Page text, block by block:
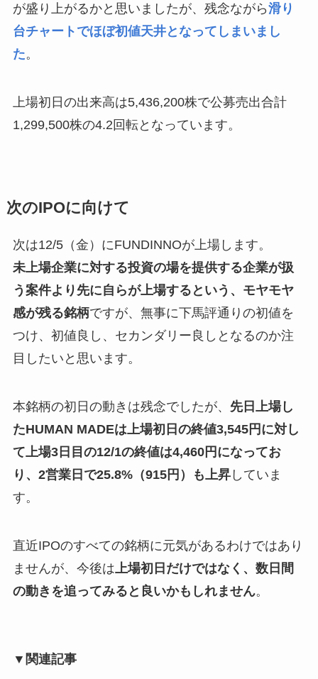
が盛り上がるかと思いましたが、残念ながら滑り
台チャートでほぼ初値天井となってしまいまし
た。
上場初日の出来高は5,436,200株で公募売出合計
1,299,500株の4.2回転となっています。
次のIPOに向けて
次は12/5（金）にFUNDINNOが上場します。
未上場企業に対する投資の場を提供する企業が扱
う案件より先に自らが上場するという、モヤモヤ
感が残る銘柄ですが、無事に下馬評通りの初値を
つけ、初値良し、セカンダリー良しとなるのか注
目したいと思います。
本銘柄の初日の動きは残念でしたが、 先日上場し
たHUMAN MADEは上場初日の終値3,545円に対し
て上場3日目の12/1の終値は4,460円になってお
り、2営業日で25.8%（915円）も上昇していま
す。
直近IPOのすべての銘柄に元気があるわけではあり
ませんが、今後は 上場初日だけではなく、数日間
の動きを追ってみると良いかもしれません。
▼関連記事